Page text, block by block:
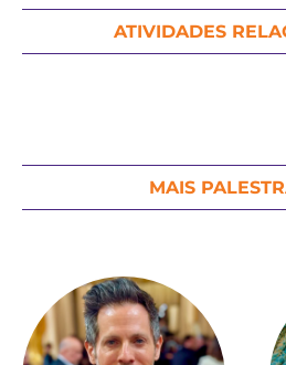
ATIVIDADES
MAIS